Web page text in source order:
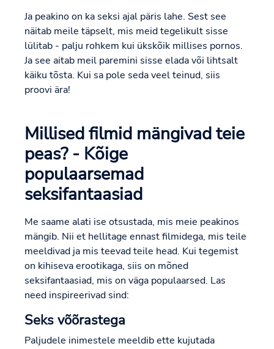
Ja peakino on ka seksi ajal päris lahe. Sest see
näitab meile täpselt, mis meid tegelikult sisse
lülitab - palju rohkem kui ükskõik millises pornos.
Ja see aitab meil paremini sisse elada või lihtsalt
käiku tõsta. Kui sa pole seda veel teinud, siis
proovi ära!
Millised filmid mängivad teie
peas? - Kõige
populaarsemad
seksifantaasiad
Me saame alati ise otsustada, mis meie peakinos
mängib. Nii et hellitage ennast filmidega, mis teile
meeldivad ja mis teevad teile head. Kui tegemist
on kihiseva erootikaga, siis on mõned
seksifantaasiad, mis on väga populaarsed. Las
need inspireerivad sind:
Seks võõrastega
Paljudele inimestele meeldib ette kujutada